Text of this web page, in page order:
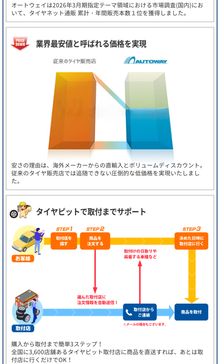
オートウェイは2026年3月期指定テーマ領域における市場調査(国内)にお
いて、タイヤネット通販 累計・年間販売本数１位を獲得しました。
業界最安値と呼ばれる価格を実現
安さの理由は、海外メーカーからの直輸入とボリュームディスカウント。
従来のタイヤ販売店では追随できない圧倒的な低価格を実現いたしまし
た。
タイヤピットで取付までサポート
購入から取付まで簡単3ステップ！
全国に3,600店舗あるタイヤピット取付店に商品を直送すれば、あとは取
付店に行くだけでOK！